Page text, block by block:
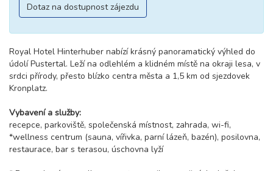
Dotaz na dostupnost zájezdu
Royal Hotel Hinterhuber nabízí krásný panoramatický výhled do
údolí Pustertal. Leží na odlehlém a klidném místě na okraji lesa, v
srdci přírody, přesto blízko centra města a 1,5 km od sjezdovek
Kronplatz.
Vybavení a služby:
recepce, parkoviště, společenská místnost, zahrada, wi-fi,
*wellness centrum (sauna, vířivka, parní lázeň, bazén), posilovna,
restaurace, bar s terasou, úschovna lyží